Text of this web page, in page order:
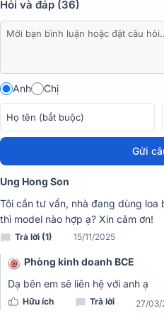
Âm thanh trung thực, không méo
Các kênh của Crown T5 có hiệu
chế hiện tượng rè, hú rít cho âm
Hỏi và đáp (36)
Anh Chị
Gửi
Ung Hong Son
Tôi cần tư vấn, nhà đang dùng loa
thì model nào hợp ạ? Xin cảm ơn!
Trả lời (1) 15/11/2025
Phòng kinh doanh BCE
Dạ bên em sẽ liên hệ với anh ạ
Hữu ích Trả lời 27/03/